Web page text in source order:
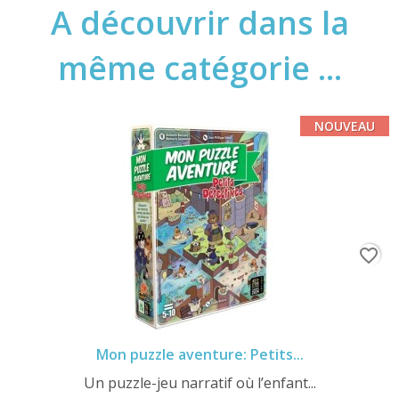
A découvrir dans la
même catégorie ...
Mon puzzle aventure: Petits...
Un puzzle-jeu narratif où l’enfant...
NOUVEAU
favorite_border